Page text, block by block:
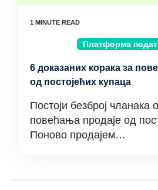
Платформа
6 доказаних корака за
од постојећих купаца
Постоји безброј чланака
повећања продаје од
Поново продајем…